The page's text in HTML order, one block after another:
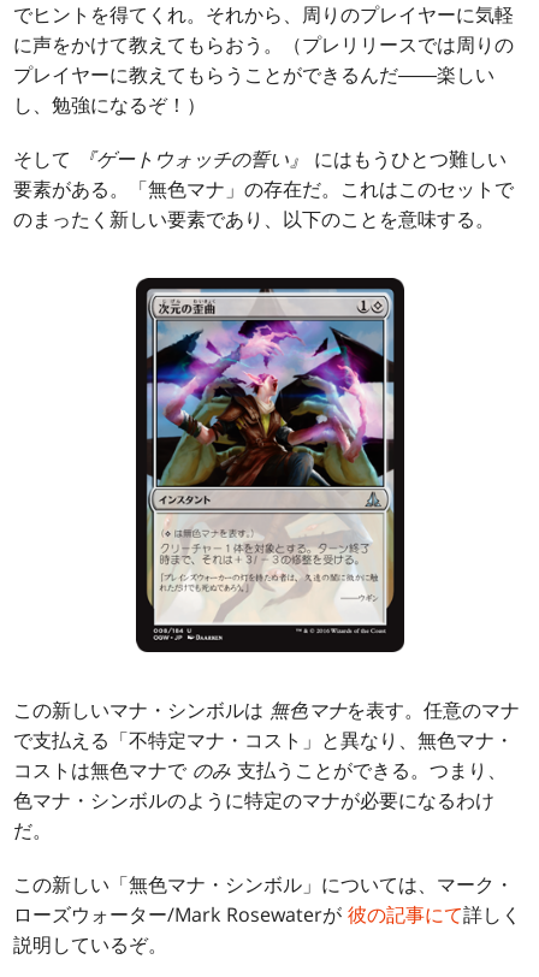
でヒントを得てくれ。それから、周りのプレイヤーに気軽
に声をかけて教えてもらおう。（プレリリースでは周りの
プレイヤーに教えてもらうことができるんだ――楽しい
し、勉強になるぞ！）
そして 『ゲートウォッチの誓い』
にはもうひとつ難しい
要素がある。「無色マナ」の存在だ。これはこのセットで
のまったく新しい要素であり、以下のことを意味する。
この新しいマナ・シンボルは 無色マナを表す。任意のマナ
で支払える「不特定マナ・コスト」と異なり、無色マナ・
コストは無色マナで のみ 支払うことができる。つまり、
色マナ・シンボルのように特定のマナが必要になるわけ
だ。
この新しい「無色マナ・シンボル」については、マーク・
ローズウォーター/Mark Rosewaterが彼の記事にて詳しく
説明しているぞ。